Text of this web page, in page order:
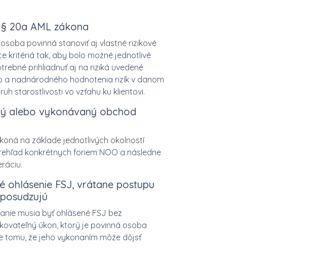
20a AML zákona
povinná stanoviť aj vlastné rizikové
kritériá tak, aby bolo možné jednotlivé
prihliadnuť aj na riziká uvedené
a nadnárodného hodnotenia rizík v danom
starostlivosti vo vzťahu ku klientovi.
alebo vykonávaný obchod
na základe jednotlivých okolností
konkrétnych foriem NOO a následne
ohlásenie FSJ, vrátane postupu
musia byť ohlásené FSJ bez
úkon, ktorý je povinná osoba
že jeho vykonaním môže dôjsť